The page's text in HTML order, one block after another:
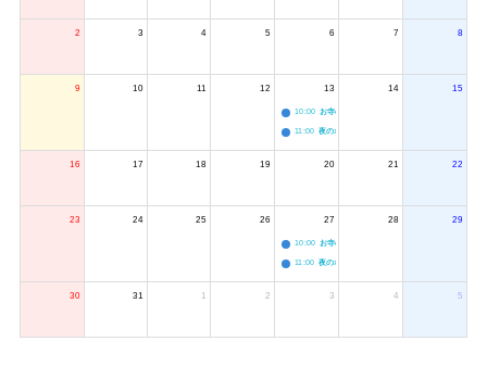
2 3 4 5 6 7 8
9 10 11 12 13
10:00 お寺のジャグリング教室
11:00 夜のボードゲーム会
14 15
16 17 18 19 20 21 22
23 24 25 26 27
10:00 お寺のジャグリング教室
11:00 夜のボードゲーム会
28 29
30 31 1 2 3 4 5